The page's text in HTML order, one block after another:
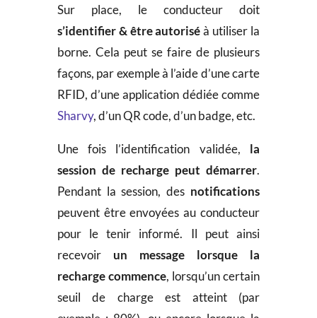
Sur place, le conducteur doit
s’identifier & être autoriséà utiliser la
borne. Cela peut se faire de plusieurs
façons, par exemple à l’aide d’une carte
RFID, d’une application dédiée comme
Sharvy, d’un QR code, d’un badge, etc.
Une fois l’identification validée, la
session de recharge peut démarrer.
Pendant la session, des notifications
peuvent être envoyées au conducteur
pour le tenir informé. Il peut ainsi
recevoir un message lorsque la
recharge commence, lorsqu’un certain
seuil de charge est atteint (par